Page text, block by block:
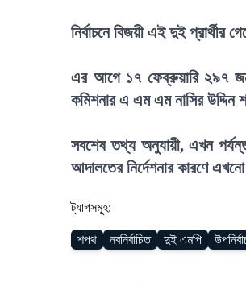
নির্বাচনে বিজয়ী এই দুই প্রার্থীর
এর আগে ১৭ ফেব্রুয়ারি ২৯৭ জন
কমিশনার এ এম এম নাসির উদ্দিন
সবশেষ তথ্য অনুযায়ী, এখন
আদালতের নির্দেশনার কারণে
ট্যাগসমূহ:
শপথ নবনির্বাচিত দুই এমপি